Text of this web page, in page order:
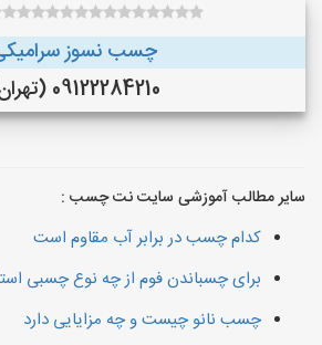
چسب نسوز
09122284210 (تهران)
سایر مطالب آموزشی سایت نت چسب :
کدام چسب در برابر آب مقاوم است
برای چسباندن فوم از چه نوع چسبی
چسب نانو چیست و چه مزایایی دارد